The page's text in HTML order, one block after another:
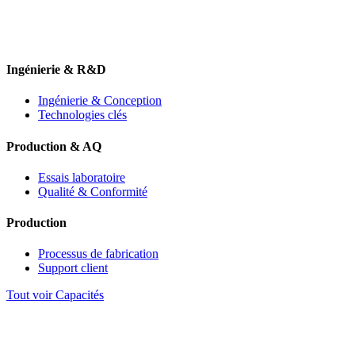
Ingénierie & R&D
Ingénierie & Conception
Technologies clés
Production & AQ
Essais laboratoire
Qualité & Conformité
Production
Processus de fabrication
Support client
Tout voir Capacités